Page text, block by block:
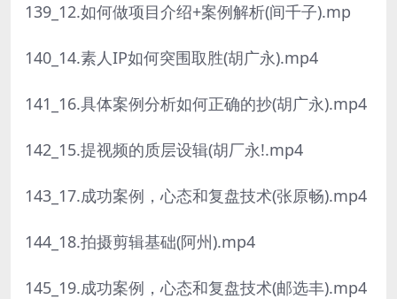
139_12.如何做项目介绍+案例解析(间千子).mp
140_14.素人IP如何突围取胜(胡广永).mp4
141_16.具体案例分析如何正确的抄(胡广永).mp4
142_15.提视频的质层设辑(胡厂永!.mp4
143_17.成功案例，心态和复盘技术(张原畅).mp4
144_18.拍摄剪辑基础(阿州).mp4
145_19.成功案例，心态和复盘技术(邮选丰).mp4